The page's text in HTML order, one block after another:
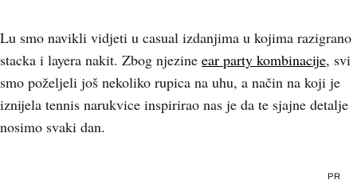
Lu smo navikli vidjeti u casual izdanjima u kojima razigrano
stacka i layera nakit. Zbog njezine ear party kombinacije, svi
smo poželjeli još nekoliko rupica na uhu, a način na koji je
iznijela tennis narukvice inspirirao nas je da te sjajne detalje
nosimo svaki dan.
PR